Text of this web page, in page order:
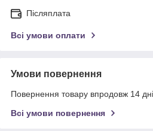
Післяплата
Всі умови оплати
Умови повернення
Повернення товару впродовж 14
Всі умови повернення